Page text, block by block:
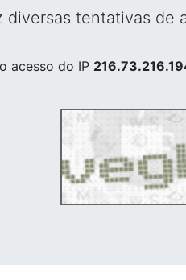
diversas tentativas de
acesso do IP